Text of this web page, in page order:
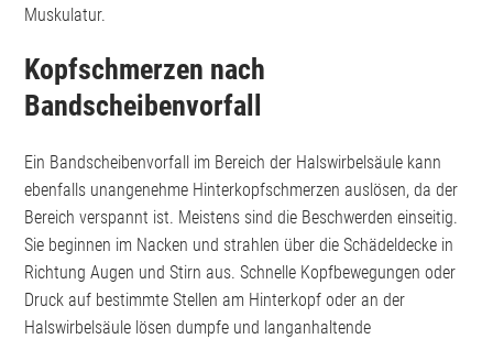
Muskulatur.
Kopfschmerzen nach
Bandscheibenvorfall
Ein Bandscheibenvorfall im Bereich der Halswirbelsäule kann
ebenfalls unangenehme Hinterkopfschmerzen auslösen, da der
Bereich verspannt ist. Meistens sind die Beschwerden einseitig.
Sie beginnen im Nacken und strahlen über die Schädeldecke in
Richtung Augen und Stirn aus. Schnelle Kopfbewegungen oder
Druck auf bestimmte Stellen am Hinterkopf oder an der
Halswirbelsäule lösen dumpfe und langanhaltende